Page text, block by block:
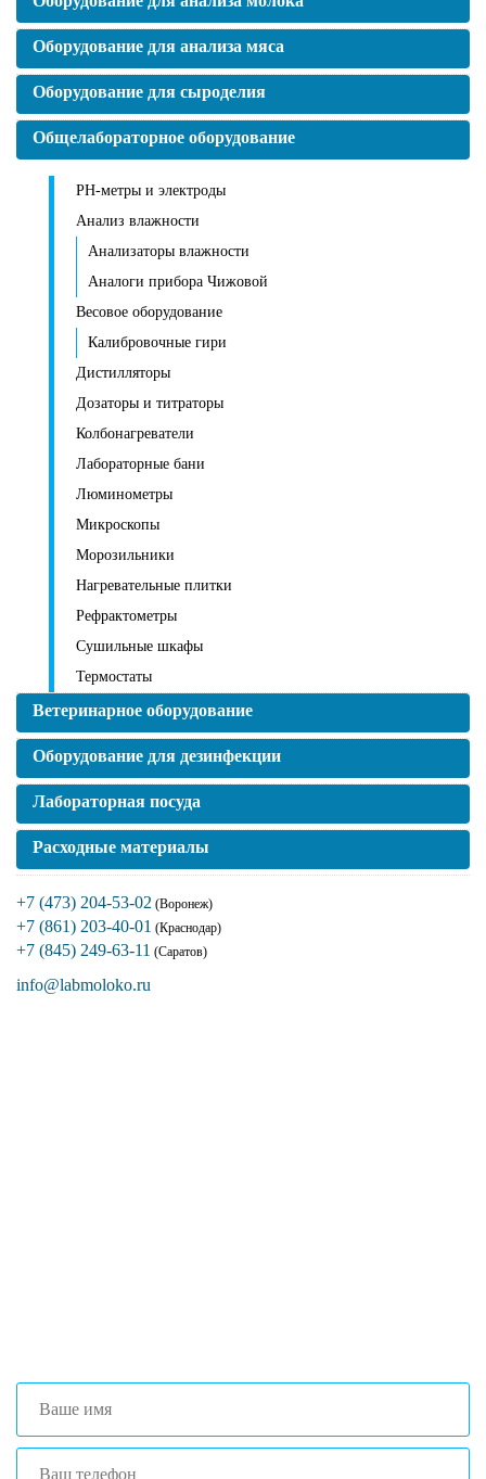
Оборудование для анализа мяса
Оборудование для сыроделия
Общелабораторное оборудование
PH-метры и электроды
Анализ влажности
Анализаторы влажности
Аналоги прибора Чижовой
Весовое оборудование
Калибровочные гири
Дистилляторы
Дозаторы и титраторы
Колбонагреватели
Лабораторные бани
Люминометры
Микроскопы
Морозильники
Нагревательные плитки
Рефрактометры
Сушильные шкафы
Термостаты
Ветеринарное оборудование
Оборудование для дезинфекции
Лабораторная посуда
Расходные материалы
+7 (473) 204-53-02 (Воронеж)
+7 (861) 203-40-01 (Краснодар)
+7 (845) 249-63-11 (Саратов)
info@labmoloko.ru